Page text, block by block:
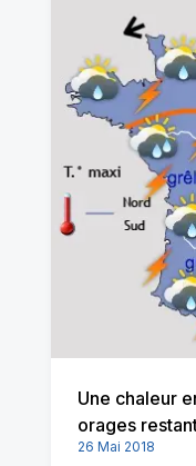
Une chaleur
orages
26 Mai 2018